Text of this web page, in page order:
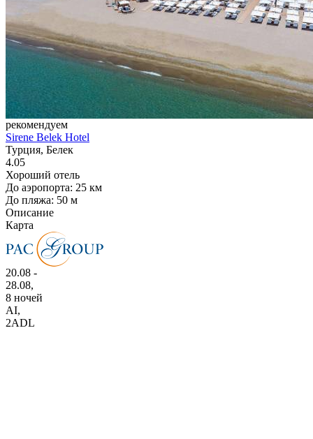
рекомендуем
Sirene Belek Hotel
Турция, Белек
4.05
Хороший отель
До аэропорта: 25 км
До пляжа: 50 м
Описание
Карта
20.08 -
28.08,
8 ночей
AI,
2ADL